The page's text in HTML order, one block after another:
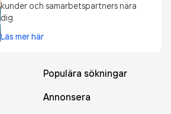
kunder och samarbetspartners nära
dig.
Läs mer här
Populära sökningar
Annonsera